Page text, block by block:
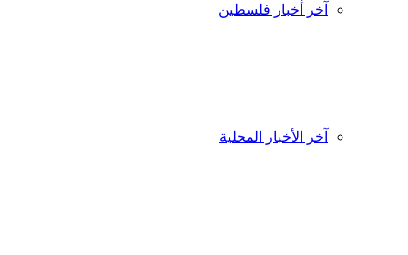
آخر أخبار فلسطين
آخر الأخبار المحلية